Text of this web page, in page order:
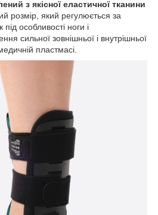
з якісної еластичної тканини
розмір, який регулюється за
особливості ноги і
сильної зовнішньої і внутрішньої
пластмасі.